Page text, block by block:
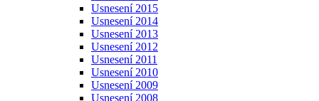
Usnesení 2015
Usnesení 2014
Usnesení 2013
Usnesení 2012
Usnesení 2011
Usnesení 2010
Usnesení 2009
Usnesení 2008